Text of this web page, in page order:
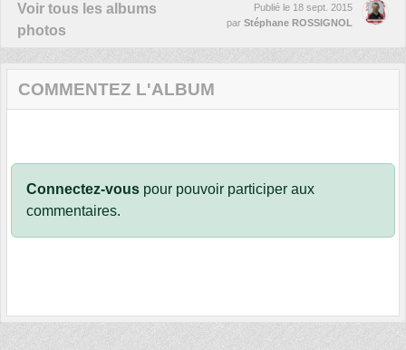
Voir tous les albums
photos
Publié le 18 sept. 2015
par Stéphane ROSSIGNOL
COMMENTEZ L'ALBUM
Connectez-vous pour pouvoir participer aux
commentaires.